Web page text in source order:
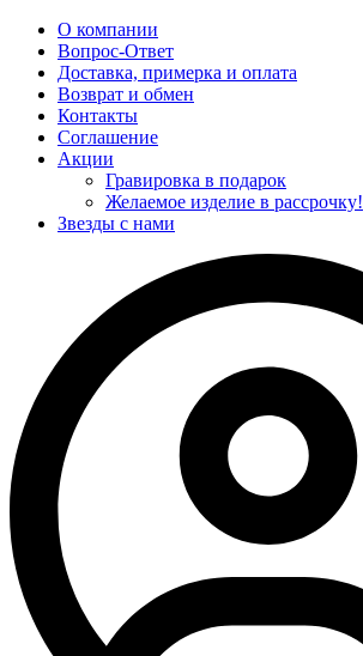
О компании
Вопрос-Ответ
Доставка, примерка и оплата
Возврат и обмен
Контакты
Соглашение
Акции
Гравировка в подарок
Желаемое изделие в рассрочку!
Звезды с нами